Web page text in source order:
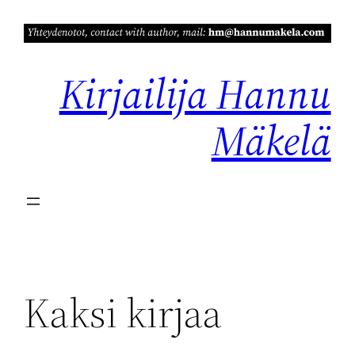
sisältöön
Kirjailija Hannu
Mäkelä
Kaksi kirjaa